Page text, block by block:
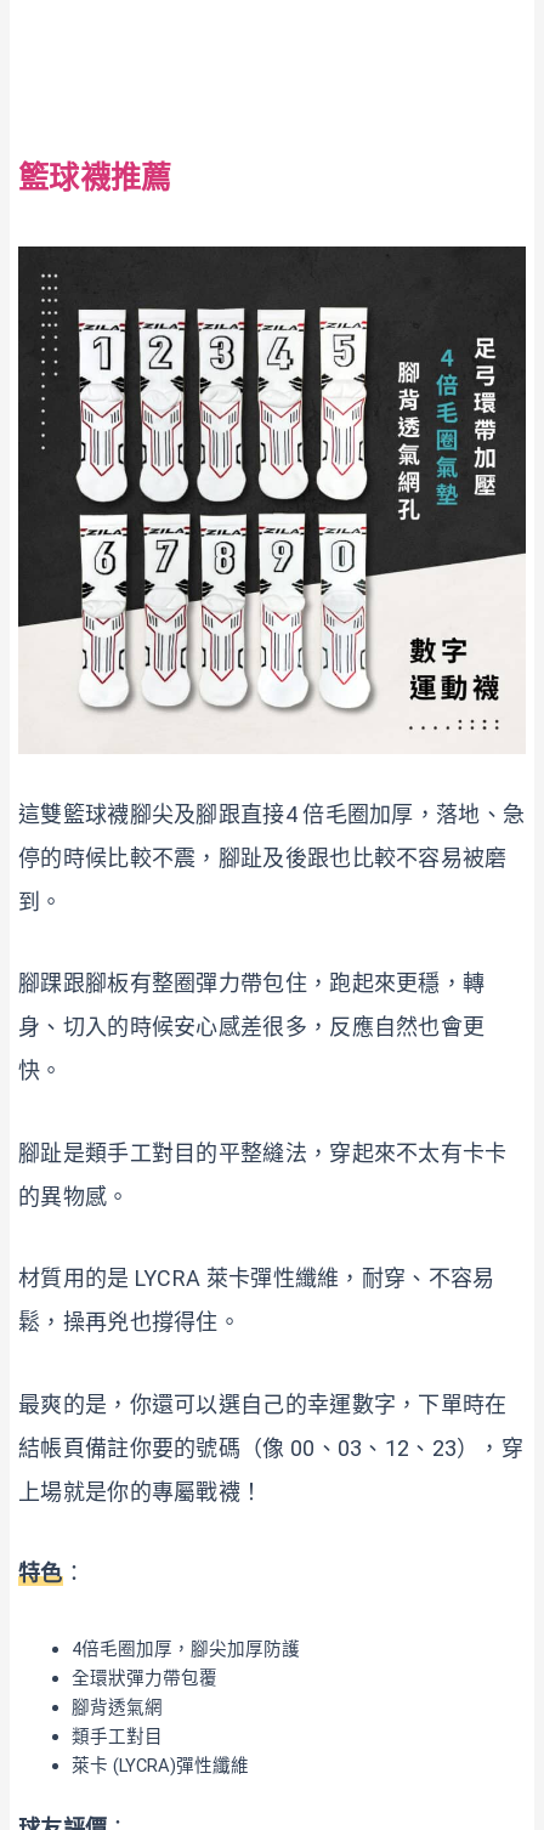
籃球襪推薦
這雙籃球襪腳尖及腳跟直接4 倍毛圈加厚，落地、急
停的時候比較不震，腳趾及後跟也比較不容易被磨
到。
腳踝跟腳板有整圈彈力帶包住，跑起來更穩，轉
身、切入的時候安心感差很多，反應自然也會更
快。
腳趾是類手工對目的平整縫法，穿起來不太有卡卡
的異物感。
材質用的是 LYCRA 萊卡彈性纖維，耐穿、不容易
鬆，操再兇也撐得住。
最爽的是，你還可以選自己的幸運數字，下單時在
結帳頁備註你要的號碼（像 00、03、12、23），穿
上場就是你的專屬戰襪！
特色：
4倍毛圈加厚，腳尖加厚防護
全環狀彈力帶包覆
腳背透氣網
類手工對目
萊卡 (LYCRA)彈性纖維